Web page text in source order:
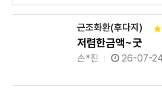
근조화환(후다지)
저렴한금액~굿
손*진 26-07-24